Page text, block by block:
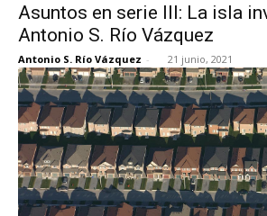
Asuntos en serie III: La isla
Antonio S. Río Vázquez
Antonio S. Río Vázquez - 21 junio, 2021